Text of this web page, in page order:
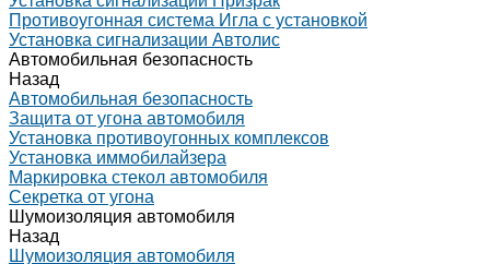
Противоугонная система Игла с установкой
Установка сигнализации Автолис
Автомобильная безопасность
Назад
Автомобильная безопасность
Защита от угона автомобиля
Установка противоугонных комплексов
Установка иммобилайзера
Маркировка стекол автомобиля
Секретка от угона
Шумоизоляция автомобиля
Назад
Шумоизоляция автомобиля